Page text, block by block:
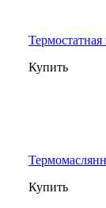
Купить
Купить